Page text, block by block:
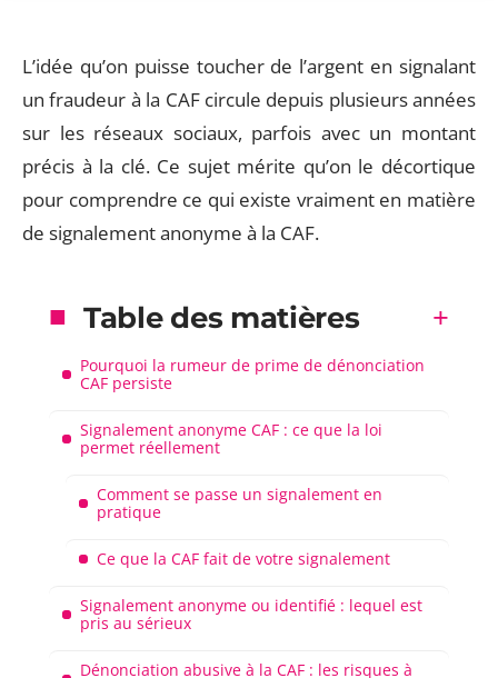
L’idée qu’on puisse toucher de l’argent en signalant
un fraudeur à la CAF circule depuis plusieurs années
sur les réseaux sociaux, parfois avec un montant
précis à la clé. Ce sujet mérite qu’on le décortique
pour comprendre ce qui existe vraiment en matière
de signalement anonyme à la CAF.
Table des matières
Pourquoi la rumeur de prime de dénonciation
CAF persiste
Signalement anonyme CAF : ce que la loi
permet réellement
Comment se passe un signalement en
pratique
Ce que la CAF fait de votre signalement
Signalement anonyme ou identifié : lequel est
pris au sérieux
Dénonciation abusive à la CAF : les risques à